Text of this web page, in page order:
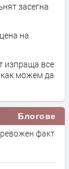
засегна
на
изпраща все
можем да
Блогове
факт